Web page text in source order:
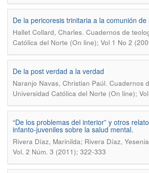
De la pericoresis trinitaria a la comunión de
Hallet Collard, Charles. Cuadernos de
Católica del Norte (On line); Vol 1 No 2
De la post verdad a la verdad
Naranjo Navas, Christian Paúl. Cuadernos
Universidad Católica del Norte (On line);
“De los problemas del interior” y otros
infanto-juveniles sobre la salud mental.
Rivera Díaz, Marinilda; Rivera Díaz, Yesenia
Vol. 2 Núm. 3 (2011); 322-333